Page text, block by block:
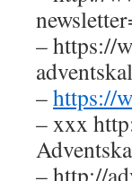
– https://
–https://
– xxx
– http://